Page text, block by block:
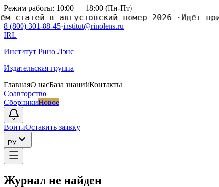
Режим работы: 10:00 — 18:00 (Пн-Пт)
в августовский номер 2026·Идёт приём
8 (800) 301-88-45·institut@rinolens.ru
IRL
Институт Рино Лэнс
Издательская группа
ГлавнаяО насБаза знанийКонтакты
Соавторство
СборникиНовое
ВойтиОставить заявку
РУ
Журнал не найден